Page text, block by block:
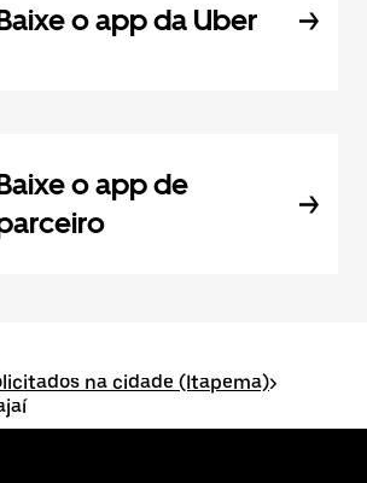
o app da Uber
o app de
na cidade (Itapema)>